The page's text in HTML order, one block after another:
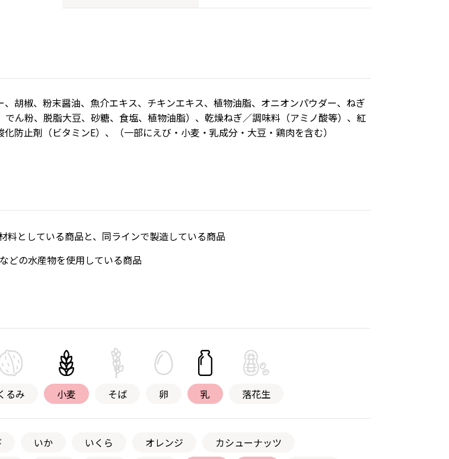
胡椒、粉末醤油、魚介エキス、チキンエキス、植物油脂、オニオンパウダー、ねぎ
ん粉、脱脂大豆、砂糖、食塩、植物油脂）、乾燥ねぎ／調味料（アミノ酸等）、紅
防止剤（ビタミンE）、（一部にえび・小麦・乳成分・大豆・鶏肉を含む）
料としている商品と、同ラインで製造している商品
どの水産物を使用している商品
るみ 小麦 そば 卵 乳 落花生
いか いくら オレンジ
カシューナッツ